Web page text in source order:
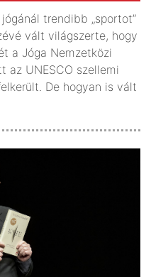
trendibb „sportot”
vált világszerte, hogy
a Jóga Nemzetközi
az UNESCO szellemi
De hogyan is vált